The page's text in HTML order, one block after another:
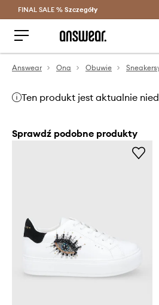
Oszczędzaj z Answear
FINAL SALE % Szczegóły
Answear Ona Obuwie
Ten produkt jest aktualnie
Sprawdź podobne produkty